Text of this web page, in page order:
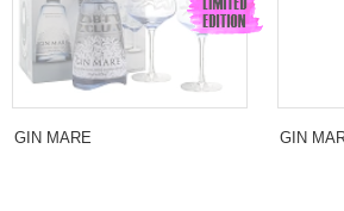
GIN MARE GIN